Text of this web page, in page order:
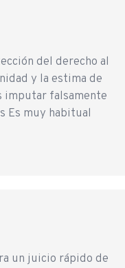
del derecho al
y la estima de
imputar falsamente
Es muy habitual
un juicio rápido de